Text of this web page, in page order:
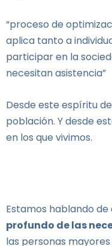
“proceso de
aplica tanto a
participar en la
necesitan asistencia”
Desde este espíritu
población. Y desde
en los que vivimos.
Estamos hablando
profundo de las
las personas